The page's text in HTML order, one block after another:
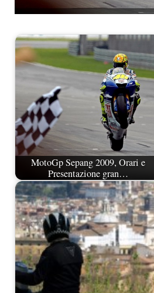
MotoGp Sepang 2009, Orari e
Presentazione gran…